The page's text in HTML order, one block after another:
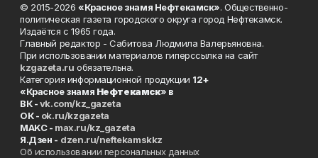
© 2015-2026 «Красное знамя Нефтекамск». Общественно-
политическая газета городского округа город Нефтекамск.
Издаётся с 1965 года.
Главный редактор - Сабитова Людмила Валерьяновна.
При использовании материалов гиперссылка на сайт
kzgazeta.ru обязательна.
Категория информационной продукции 12+
«Красное знамя Нефтекамск» в
ВК -vk.com/kz_gazeta
ОК - ok.ru/kzgazeta
MAKC - max.ru/kz_gazeta
Я.Дзен - dzen.ru/neftekamskkz
Об использовании персональных данных